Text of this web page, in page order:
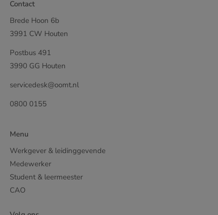
Contact
Brede Hoon 6b
3991 CW Houten
Postbus 491
3990 GG Houten
servicedesk@oomt.nl
0800 0155
Menu
Werkgever & leidinggevende
Medewerker
Student & leermeester
CAO